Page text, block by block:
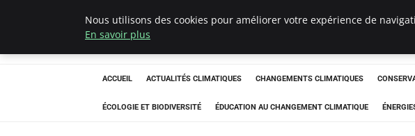
Climatedebtagents
ACCUEIL ACTUALITÉS CLIMATIQUES CHANGEMENTS CLIMATIQUES
ÉCOLOGIE ET BIODIVERSITÉ ÉDUCATION AU CHANGEMENT CLIMATIQUE
Nous utilisons des cookies pour améliorer votre expérience de
En savoir plus